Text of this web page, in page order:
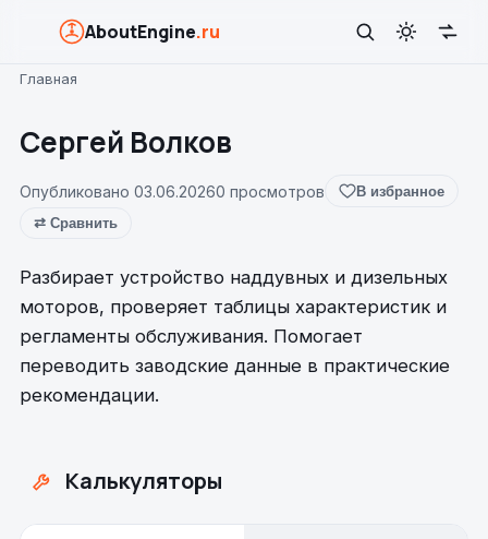
AboutEngine.ru
Главная
Сергей Волков
Опубликовано 03.06.20260 просмотров
В избранное
⇄ Сравнить
Разбирает устройство наддувных и дизельных
моторов, проверяет таблицы характеристик и
регламенты обслуживания. Помогает
переводить заводские данные в практические
рекомендации.
Калькуляторы